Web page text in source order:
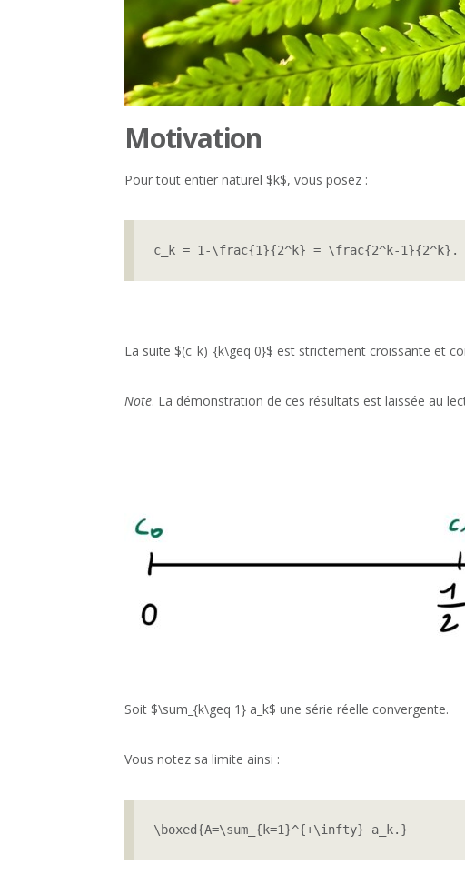
Motivation
Pour tout entier naturel $k$, vous posez :
c_k = 1-\frac{1}{2^k} = \frac{2^k-1}{2^k}.
La suite $(c_k)_{k\geq 0}$ est strictement croissante et
Note. La démonstration de ces résultats est laissée au
Soit $\sum_{k\geq 1} a_k$ une série réelle convergente.
Vous notez sa limite ainsi :
\boxed{A=\sum_{k=1}^{+\infty} a_k.}